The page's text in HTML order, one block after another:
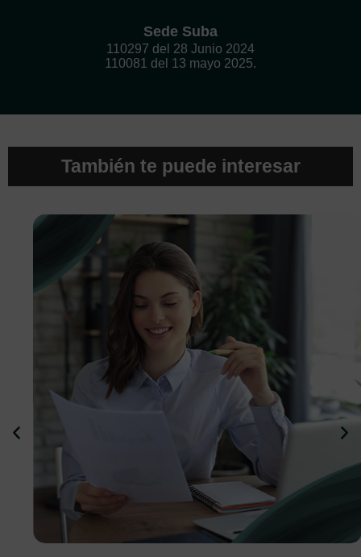
Sede Suba
110297 del 28 Junio 2024
110081 del 13 mayo 2025.
También te puede interesar